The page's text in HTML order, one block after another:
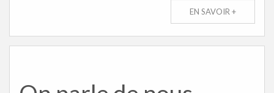
EN SAVOIR +